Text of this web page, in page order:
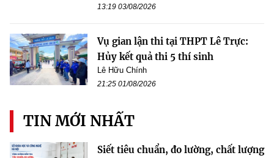
13:19 03/08/2026
Vụ gian lận thi tại THPT Lê Trực:
Hủy kết quả thi 5 thí sinh
Lê Hữu Chính
21:25 01/08/2026
TIN MỚI NHẤT
Siết tiêu chuẩn, đo lường, chất lượng